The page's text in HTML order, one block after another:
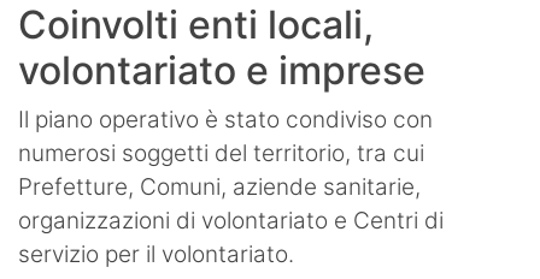
Coinvolti enti locali,
volontariato e imprese
Il piano operativo è stato condiviso con
numerosi soggetti del territorio, tra cui
Prefetture, Comuni, aziende sanitarie,
organizzazioni di volontariato e Centri di
servizio per il volontariato.